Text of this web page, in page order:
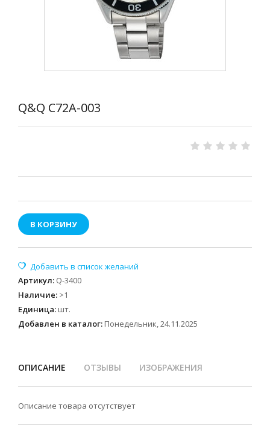
Q&Q C72A-003
В КОРЗИНУ
Артикул: Q-3400
Наличие: >1
Единица: шт.
Добавлен в каталог: Понедельник, 24.11.2025
ОПИСАНИЕ ОТЗЫВЫ ИЗОБРАЖЕНИЯ
Описание товара отсутствует